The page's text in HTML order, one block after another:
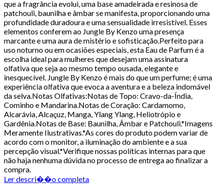
que a fragrância evolui, uma base amadeirada e resinosa de
patchouli, baunilha e âmbar se manifesta, proporcionando uma
profundidade duradoura e uma sensualidade irresistível. Esses
elementos conferem ao Jungle By Kenzo uma presença
marcante e uma aura de mistério e sofisticação.Perfeito para
uso noturno ou em ocasiões especiais, esta Eau de Parfum é a
escolha ideal para mulheres que desejam uma assinatura
olfativa que seja ao mesmo tempo ousada, elegante e
inesquecível. Jungle By Kenzo é mais do que um perfume; é uma
experiência olfativa que evoca a aventura e a beleza indomável
da selva.Notas Olfativas:Notas de Topo: Cravo-da-Índia,
Cominho e Mandarina.Notas de Coração: Cardamomo,
Alcarávia, Alcaçuz, Manga, Ylang Ylang, Heliotrópio e
Gardênia.Notas de Base: Baunilha, Âmbar e Patchouli.*Imagens
Meramente Ilustrativas.*As cores do produto podem variar de
acordo com o monitor, a iluminação do ambiente e a sua
percepção visual.*Verifique nossas políticas internas para que
não haja nenhuma dúvida no processo de entrega ao finalizar a
compra.
Ler descri��o completa